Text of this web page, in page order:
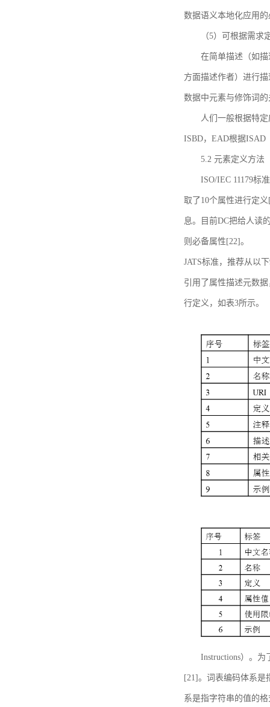
数据语义本地化应用
（5）可根据需求
在简单描述（如
方面描述作者）进行
数据中元素与修饰词
人们一般根据特
ISBD，EAD根据ISAD
5.2 元素定义方法
ISO/IEC 11179标
取了10个属性进行定
息。目前DC把给人读
则必备属性[22]。
JATS标准，推荐从以
引用了属性描述元数
行定义，如表3所示。
Instructions）。
[21]。词表编码体系是
系是指字符串的值的